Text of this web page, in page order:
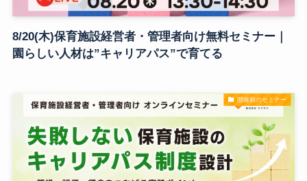
8/20(木)保育施設経営者・管理者向け無料セミナー｜
園らしい人材は”キャリアパス”で育てる
開催前のセミナー